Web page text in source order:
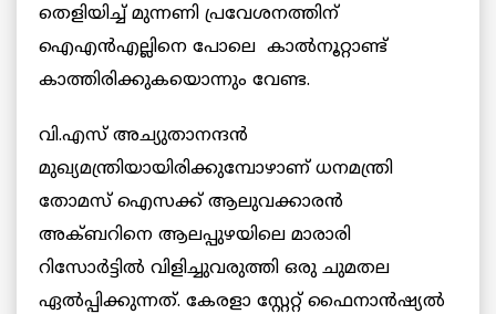
തെളിയിച്ച് മുന്നണി പ്രവേശനത്തിന്
ഐഎന്‍എല്ലിനെ പോലെ കാല്‍നൂറ്റാണ്ട്
കാത്തിരിക്കുകയൊന്നും വേണ്ട.
വി.എസ് അച്യുതാനന്ദന്‍
മുഖ്യമന്ത്രിയായിരിക്കുമ്പോഴാണ് ധനമന്ത്രി
തോമസ് ഐസക്ക് ആലുവക്കാരന്‍
അക്ബറിനെ ആലപ്പുഴയിലെ മാരാരി
റിസോര്‍ട്ടില്‍ വിളിച്ചുവരുത്തി ഒരു ചുമതല
ഏല്‍പ്പിക്കുന്നത്. കേരളാ സ്റ്റേറ്റ് ഫൈനാന്‍ഷ്യല്‍